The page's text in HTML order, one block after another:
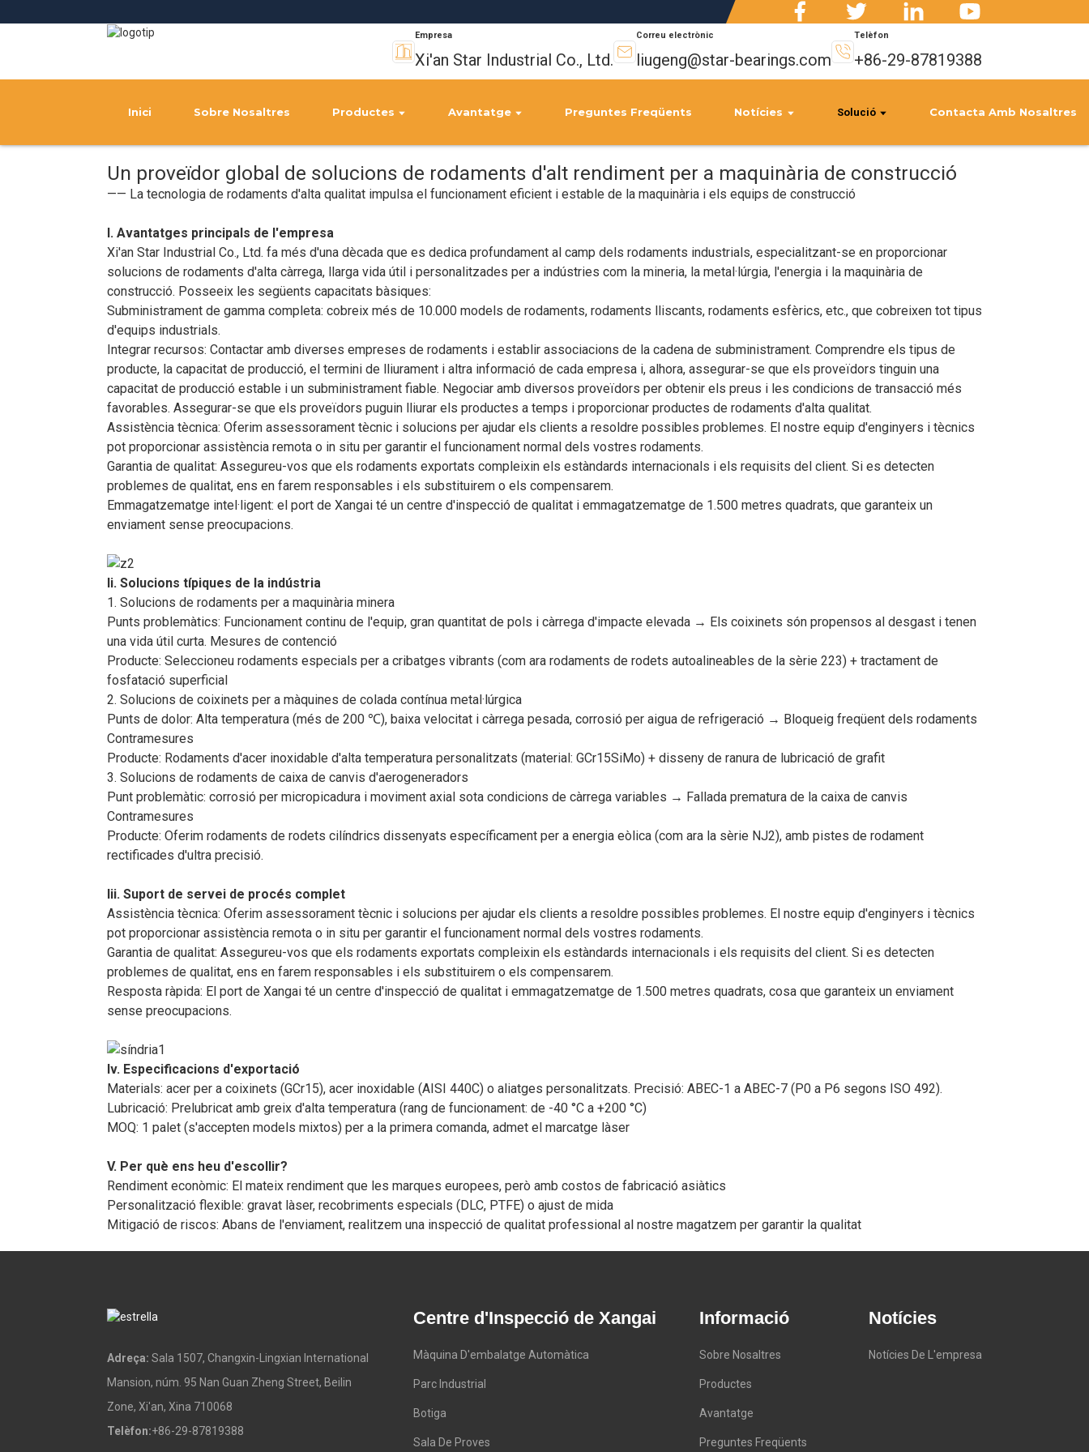
Empresa
Xi'an Star Industrial Co., Ltd.
Correu electrònic
liugeng@star-bearings.com
Telèfon
+86-29-87819388
Inici Sobre Nosaltres Productes Avantatge Preguntes Freqüents Notícies Solució Contacta Amb Nosaltres
Un proveïdor global de solucions de rodaments d'alt rendiment per a maquinària de construcció
—— La tecnologia de rodaments d'alta qualitat impulsa el funcionament eficient i estable de la maquinària i els equips de construcció
I. Avantatges principals de l'empresa
Xi'an Star Industrial Co., Ltd. fa més d'una dècada que es dedica profundament al camp dels rodaments industrials, especialitzant-se en proporcionar
solucions de rodaments d'alta càrrega, llarga vida útil i personalitzades per a indústries com la mineria, la metal·lúrgia, l'energia i la maquinària de
construcció. Posseeix les següents capacitats bàsiques:
Subministrament de gamma completa: cobreix més de 10.000 models de rodaments, rodaments lliscants, rodaments esfèrics, etc., que cobreixen tot tipus
d'equips industrials.
Integrar recursos: Contactar amb diverses empreses de rodaments i establir associacions de la cadena de subministrament. Comprendre els tipus de
producte, la capacitat de producció, el termini de lliurament i altra informació de cada empresa i, alhora, assegurar-se que els proveïdors tinguin una
capacitat de producció estable i un subministrament fiable. Negociar amb diversos proveïdors per obtenir els preus i les condicions de transacció més
favorables. Assegurar-se que els proveïdors puguin lliurar els productes a temps i proporcionar productes de rodaments d'alta qualitat.
Assistència tècnica: Oferim assessorament tècnic i solucions per ajudar els clients a resoldre possibles problemes. El nostre equip d'enginyers i tècnics
pot proporcionar assistència remota o in situ per garantir el funcionament normal dels vostres rodaments.
Garantia de qualitat: Assegureu-vos que els rodaments exportats compleixin els estàndards internacionals i els requisits del client. Si es detecten
problemes de qualitat, ens en farem responsables i els substituirem o els compensarem.
Emmagatzematge intel·ligent: el port de Xangai té un centre d'inspecció de qualitat i emmagatzematge de 1.500 metres quadrats, que garanteix un
enviament sense preocupacions.
Ii. Solucions típiques de la indústria
1. Solucions de rodaments per a maquinària minera
Punts problemàtics: Funcionament continu de l'equip, gran quantitat de pols i càrrega d'impacte elevada → Els coixinets són propensos al desgast i tenen
una vida útil curta. Mesures de contenció
Producte: Seleccioneu rodaments especials per a cribatges vibrants (com ara rodaments de rodets autoalineables de la sèrie 223) + tractament de
fosfatació superficial
2. Solucions de coixinets per a màquines de colada contínua metal·lúrgica
Punts de dolor: Alta temperatura (més de 200 ℃), baixa velocitat i càrrega pesada, corrosió per aigua de refrigeració → Bloqueig freqüent dels rodaments
Contramesures
Producte: Rodaments d'acer inoxidable d'alta temperatura personalitzats (material: GCr15SiMo) + disseny de ranura de lubricació de grafit
3. Solucions de rodaments de caixa de canvis d'aerogeneradors
Punt problemàtic: corrosió per micropicadura i moviment axial sota condicions de càrrega variables → Fallada prematura de la caixa de canvis
Contramesures
Producte: Oferim rodaments de rodets cilíndrics dissenyats específicament per a energia eòlica (com ara la sèrie NJ2), amb pistes de rodament
rectificades d'ultra precisió.
Iii. Suport de servei de procés complet
Assistència tècnica: Oferim assessorament tècnic i solucions per ajudar els clients a resoldre possibles problemes. El nostre equip d'enginyers i tècnics
pot proporcionar assistència remota o in situ per garantir el funcionament normal dels vostres rodaments.
Garantia de qualitat: Assegureu-vos que els rodaments exportats compleixin els estàndards internacionals i els requisits del client. Si es detecten
problemes de qualitat, ens en farem responsables i els substituirem o els compensarem.
Resposta ràpida: El port de Xangai té un centre d'inspecció de qualitat i emmagatzematge de 1.500 metres quadrats, cosa que garanteix un enviament
sense preocupacions.
Iv. Especificacions d'exportació
Materials: acer per a coixinets (GCr15), acer inoxidable (AISI 440C) o aliatges personalitzats. Precisió: ABEC-1 a ABEC-7 (P0 a P6 segons ISO 492).
Lubricació: Prelubricat amb greix d'alta temperatura (rang de funcionament: de -40 °C a +200 °C)
MOQ: 1 palet (s'accepten models mixtos) per a la primera comanda, admet el marcatge làser
V. Per què ens heu d'escollir?
Rendiment econòmic: El mateix rendiment que les marques europees, però amb costos de fabricació asiàtics
Personalització flexible: gravat làser, recobriments especials (DLC, PTFE) o ajust de mida
Mitigació de riscos: Abans de l'enviament, realitzem una inspecció de qualitat professional al nostre magatzem per garantir la qualitat
Adreça: Sala 1507, Changxin-Lingxian International
Mansion, núm. 95 Nan Guan Zheng Street, Beilin
Zone, Xi'an, Xina 710068
Telèfon:+86-29-87819388
Centre d'Inspecció de Xangai
Màquina D'embalatge Automàtica
Parc Industrial
Botiga
Sala De Proves
Informació
Sobre Nosaltres
Productes
Avantatge
Preguntes Freqüents
Notícies
Notícies De L'empresa